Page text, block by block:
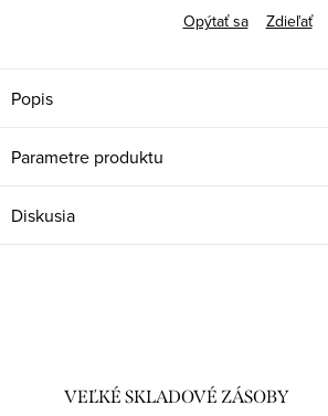
Opýtať sa
Zdieľať
Popis
Parametre produktu
Diskusia
VEĽKÉ SKLADOVÉ ZÁSOBY